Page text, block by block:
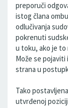
preporuči
istog člana
odlučivanja
pokrenuti
u toku, ako je to
Može se
strana u
Tako
utvrđenoj